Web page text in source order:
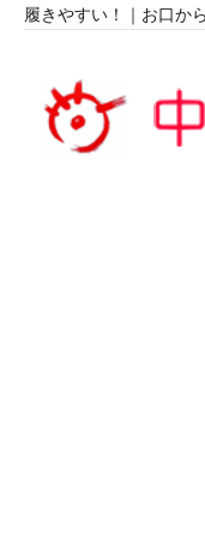
履きやすい！｜お口か